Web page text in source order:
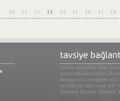
10 11 12 13 14 15 16 17
18
çocuk masalları film
manga oku verigom ofis
mobilyası sms onay pdf
İstanbul Kızılay Günlük